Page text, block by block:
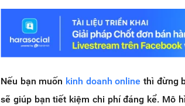
Nếu bạn muốn kinh doanh online thì đừng
sẽ giúp bạn tiết kiệm chi phí đáng kể. Mô